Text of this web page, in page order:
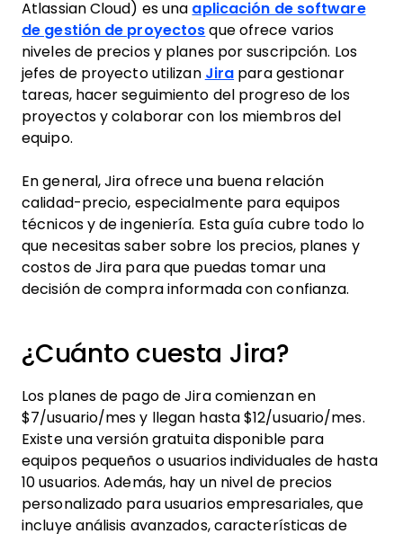
Atlassian Cloud) es una aplicación de software
de gestión de proyectos que ofrece varios
niveles de precios y planes por suscripción. Los
jefes de proyecto utilizan Jira para gestionar
tareas, hacer seguimiento del progreso de los
proyectos y colaborar con los miembros del
equipo.
En general, Jira ofrece una buena relación
calidad-precio, especialmente para equipos
técnicos y de ingeniería. Esta guía cubre todo lo
que necesitas saber sobre los precios, planes y
costos de Jira para que puedas tomar una
decisión de compra informada con confianza.
¿Cuánto cuesta Jira?
Los planes de pago de Jira comienzan en
$7/usuario/mes y llegan hasta $12/usuario/mes.
Existe una versión gratuita disponible para
equipos pequeños o usuarios individuales de hasta
10 usuarios. Además, hay un nivel de precios
personalizado para usuarios empresariales, que
incluye análisis avanzados, características de